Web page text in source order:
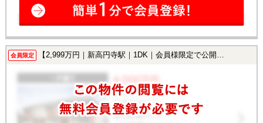
会員限定 【2,999万円｜新高円寺駅｜1DK｜会員様限定で公開中！】